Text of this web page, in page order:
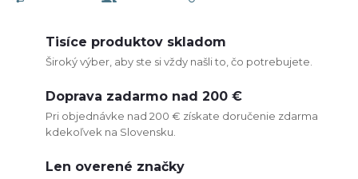
Tisíce produktov skladom
Široký výber, aby ste si vždy našli to, čo potrebujete.
Doprava zadarmo nad 200 €
Pri objednávke nad 200 € získate doručenie zdarma
kdekoľvek na Slovensku.
Len overené značky